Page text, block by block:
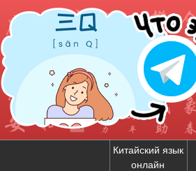
Китайский язык
онлайн